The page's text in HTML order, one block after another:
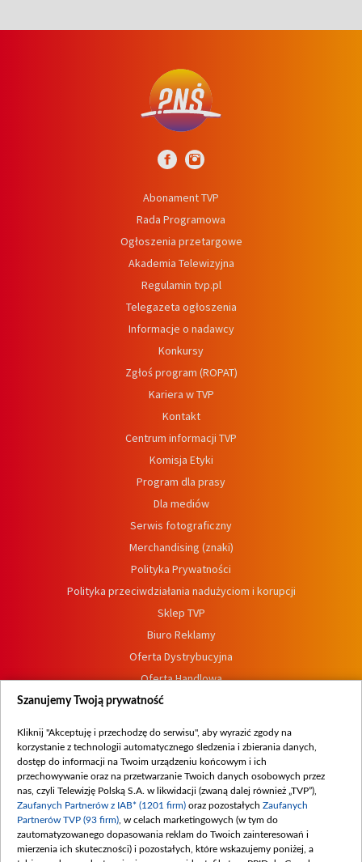
Abonament TVP
Rada Programowa
Ogłoszenia przetargowe
Akademia Telewizyjna
Regulamin tvp.pl
Telegazeta ogłoszenia
Informacje o nadawcy
Konkursy
Zgłoś program (ROPAT)
Kariera w TVP
Kontakt
Centrum informacji TVP
Komisja Etyki
Program dla prasy
Dla mediów
Serwis fotograficzny
Merchandising (znaki)
Polityka Prywatności
Polityka przeciwdziałania nadużyciom i korupcji
Sklep TVP
Biuro Reklamy
Oferta Dystrybucyjna
Oferta Handlowa
Dostępność
Procedura zgłoszeń wewnętrznych
Szanujemy Twoją prywatność
Kliknij "Akceptuję i przechodzę do serwisu", aby wyrazić zgody na
korzystanie z technologii automatycznego śledzenia i zbierania danych,
dostęp do informacji na Twoim urządzeniu końcowym i ich
przechowywanie oraz na przetwarzanie Twoich danych osobowych przez
nas, czyli Telewizję Polską S.A. w likwidacji (zwaną dalej również „TVP”),
Zaufanych Partnerów z IAB* (1201 firm) oraz pozostałych Zaufanych
Partnerów TVP (93 firm) , w celach marketingowych (w tym do
zautomatyzowanego dopasowania reklam do Twoich zainteresowań i
mierzenia ich skuteczności) i pozostałych, które wskazujemy poniżej, a